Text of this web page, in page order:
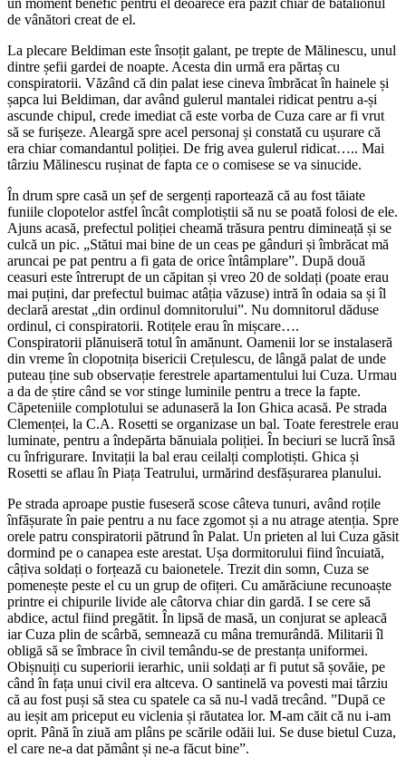
de vânători creat de el.
La plecare Beldiman este însoțit galant, pe trepte de Mălinescu, unul
dintre șefii gardei de noapte. Acesta din urmă era părtaș cu
conspiratorii. Văzând că din palat iese cineva îmbrăcat în hainele și
șapca lui Beldiman, dar având gulerul mantalei ridicat pentru a-și
ascunde chipul, crede imediat că este vorba de Cuza care ar fi vrut
să se furișeze. Aleargă spre acel personaj și constată cu ușurare că
era chiar comandantul poliției. De frig avea gulerul ridicat….. Mai
târziu Mălinescu rușinat de fapta ce o comisese se va sinucide.
În drum spre casă un șef de sergenți raportează că au fost tăiate
funiile clopotelor astfel încât complotiștii să nu se poată folosi de ele.
Ajuns acasă, prefectul poliției cheamă trăsura pentru dimineață și se
culcă un pic. „Stătui mai bine de un ceas pe gânduri și îmbrăcat mă
aruncai pe pat pentru a fi gata de orice întâmplare”. După două
ceasuri este întrerupt de un căpitan și vreo 20 de soldați (poate erau
mai puțini, dar prefectul buimac atâția văzuse) intră în odaia sa și îl
declară arestat „din ordinul domnitorului”. Nu domnitorul dăduse
ordinul, ci conspiratorii. Rotițele erau în mișcare….
Conspiratorii plănuiseră totul în amănunt. Oamenii lor se instalaseră
din vreme în clopotnița bisericii Crețulescu, de lângă palat de unde
puteau ține sub observație ferestrele apartamentului lui Cuza. Urmau
a da de știre când se vor stinge luminile pentru a trece la fapte.
Căpeteniile complotului se adunaseră la Ion Ghica acasă. Pe strada
Clemenței, la C.A. Rosetti se organizase un bal. Toate ferestrele erau
luminate, pentru a îndepărta bănuiala poliției. În beciuri se lucră însă
cu înfrigurare. Invitații la bal erau ceilalți complotiști. Ghica și
Rosetti se aflau în Piața Teatrului, urmărind desfășurarea planului.
Pe strada aproape pustie fuseseră scose câteva tunuri, având roțile
înfășurate în paie pentru a nu face zgomot și a nu atrage atenția. Spre
orele patru conspiratorii pătrund în Palat. Un prieten al lui Cuza găsit
dormind pe o canapea este arestat. Ușa dormitorului fiind încuiată,
câțiva soldați o forțează cu baionetele. Trezit din somn, Cuza se
pomenește peste el cu un grup de ofițeri. Cu amărăciune recunoaște
printre ei chipurile livide ale câtorva chiar din gardă. I se cere să
abdice, actul fiind pregătit. În lipsă de masă, un conjurat se apleacă
iar Cuza plin de scârbă, semnează cu mâna tremurândă. Militarii îl
obligă să se îmbrace în civil temându-se de prestanța uniformei.
Obișnuiți cu superiorii ierarhic, unii soldați ar fi putut să șovăie, pe
când în fața unui civil era altceva. O santinelă va povesti mai târziu
că au fost puși să stea cu spatele ca să nu-l vadă trecând. ”După ce
au ieșit am priceput eu viclenia și răutatea lor. M-am căit că nu i-am
oprit. Până în ziuă am plâns pe scările odăii lui. Se duse bietul Cuza,
el care ne-a dat pământ și ne-a făcut bine”.